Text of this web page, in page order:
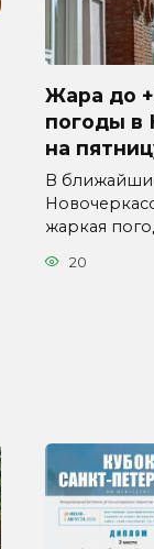
Жара до
погоды в
на
В
жаркая
20